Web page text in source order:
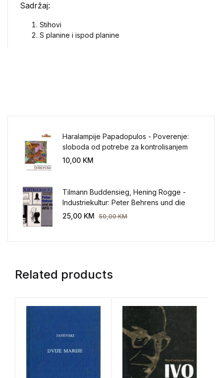
Sadržaj:
Stihovi
S planine i ispod planine
Haralampije Papadopulos - Poverenje:
sloboda od potrebe za kontrolisanjem
sveta
10,00 KM
Tilmann Buddensieg, Hening Rogge -
Industriekultur: Peter Behrens und die
AEG 1907-1914.
25,00 KM 50,00KM
Related products